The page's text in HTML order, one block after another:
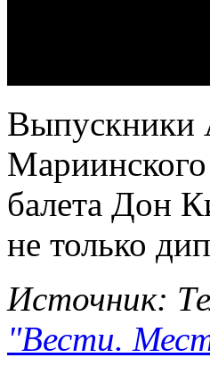
Выпускники
балета Дон
не только
Источник:
"Вести.